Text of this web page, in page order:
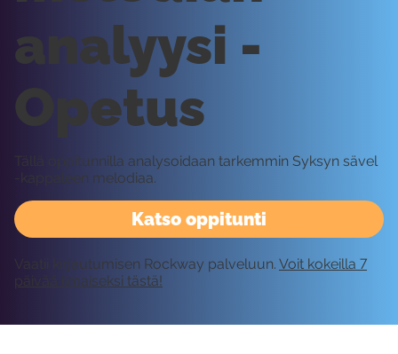
Katso oppitunti
analyysi -
Opetus
Tällä oppitunnilla analysoidaan tarkemmin Syksyn sävel
-kappaleen melodiaa.
Vaatii kirjautumisen Rockway palveluun. Voit kokeilla 7
päivää ilmaiseksi tästä!